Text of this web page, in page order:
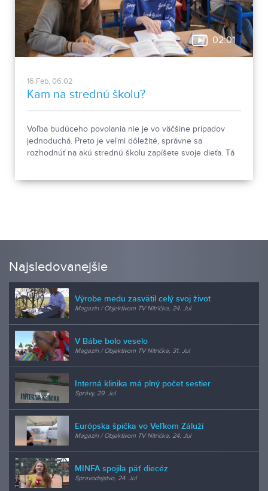
02:01
16.Feb, 06:02
Kam na strednú školu?
Voľba budúceho povolania nie je vo väčšine prípadov
jednoduchá. Preto je veľmi dôležité, správne sa
rozhodnúť na akú strednú školu zapíšete svoje dieťa. Tá
Najsledovanejšie
Výrobe medu zasvätil celý svoj život
Magazín / Objektívom TV Nitrička, 24. Jul
V Bábe bolo veselo
Magazín / Objektívom TV Nitrička, 31. Jul
Interná klinika má plný počet sestier
Správy, 29. Jul
Európska špička vo Veľkom Záluží
Magazín / Objektívom TV Nitrička, 24. Jul
MINFA spojila päť diecéz
Spravodajstvo, 24. Jul